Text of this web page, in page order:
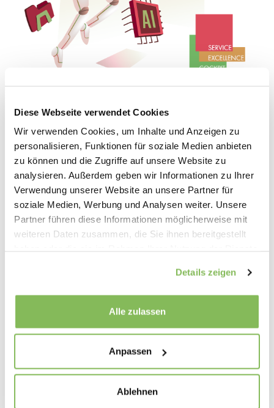
Diese Webseite verwendet Cookies
Wir verwenden Cookies, um Inhalte und Anzeigen zu
personalisieren, Funktionen für soziale Medien anbieten
zu können und die Zugriffe auf unsere Website zu
analysieren. Außerdem geben wir Informationen zu Ihrer
Verwendung unserer Website an unsere Partner für
soziale Medien, Werbung und Analysen weiter. Unsere
Partner führen diese Informationen möglicherweise mit
weiteren Daten zusammen, die Sie ihnen bereitgestellt
Details zeigen
Alle zulassen
Anpassen
Ablehnen
Profitieren Sie von einer integrierten Sicht auf
Technologie, Prozesse, Kultur und
Kundenerlebnis. So wird Digitalisierung zum
Motor echter Kundenorientierung und
nachhaltiger Wertschöpfung.
Die digitale Revolution wartet nicht.
Gehören Sie zu den Ersten, die Customer
Experience und KI strategisch beherrschen.